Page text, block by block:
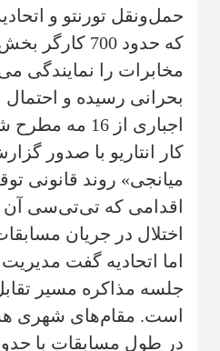
که حدود 700
مخابرات را نمایندگی
بحرانی رسیده و
اجباری از 16
کار انتاریو با صدور
میانجی» روند قانونی
اقدامی که تی‌تی‌سی آن
اختلال در جریان
اما اتحادیه گفت
جلسه مذاکره مسیر
است. مقام‌های شهری